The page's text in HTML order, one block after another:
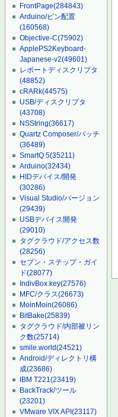
FrontPage(284843)
Arduino/ピン配置
(160568)
Objective-C(75902)
ApplePS2Keyboard-
Japanese-v2(49601)
レポートディスクリプタ
(48852)
cRARk(44575)
USB/ディスクリプタ
(43708)
NSString(36617)
Quartz Composer/パッチ
(36489)
SmartQ 5(35211)
Arduino(32434)
HIDデバイス/開発
(30286)
Visual Studio/バージョン
(29439)
USBデバイス開発
(29010)
タグクラウド/アクセス数
(28256)
セブン・ステップ・ガイ
ド(28077)
IndivBox.key(27576)
MFC/クラス(26673)
MoinMoin(26086)
BitBake(25839)
タグクラウド/内部被リン
ク数(25714)
smile.world(24521)
Android/ディレクトリ構
成(23686)
IBM T221(23419)
BackTrack/ツール
(23201)
VMware VIX API(23117)